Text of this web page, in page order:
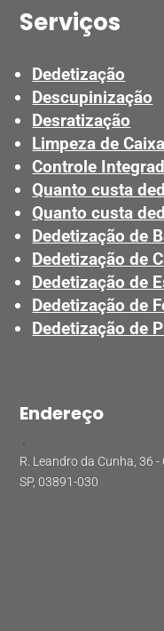
Serviços
Dedetização
Descupinização
Desratização
Limpeza de
Controle
Quanto custa
Quanto custa
Dedetização de
Dedetização de
Dedetização de
Dedetização de
Dedetização de
Endereço
.
R. Leandro da Cunha, 36
SP, 03891-030